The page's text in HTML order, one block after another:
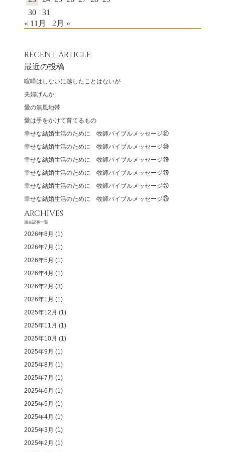
30
31
« 11月
2月 »
RECENT ARTICLE
最近の投稿
喧嘩はしないに越したことはないが
夫婦げんか
愛の無風地帯
愛は手をかけて育てるもの
幸せな結婚生活のために 牧師バイブルメッセージ㉛
幸せな結婚生活のために 牧師バイブルメッセージ㉚
幸せな結婚生活のために 牧師バイブルメッセージ㉙
幸せな結婚生活のために 牧師バイブルメッセージ㉘
幸せな結婚生活のために 牧師バイブルメッセージ㉗
幸せな結婚生活のために 牧師バイブルメッセージ㉖
ARCHIVES
過去記事一覧
2026年8月 (1)
2026年7月 (1)
2026年5月 (1)
2026年4月 (1)
2026年2月 (3)
2026年1月 (1)
2025年12月 (1)
2025年11月 (1)
2025年10月 (1)
2025年9月 (1)
2025年8月 (1)
2025年7月 (1)
2025年6月 (1)
2025年5月 (1)
2025年4月 (1)
2025年3月 (1)
2025年2月 (1)